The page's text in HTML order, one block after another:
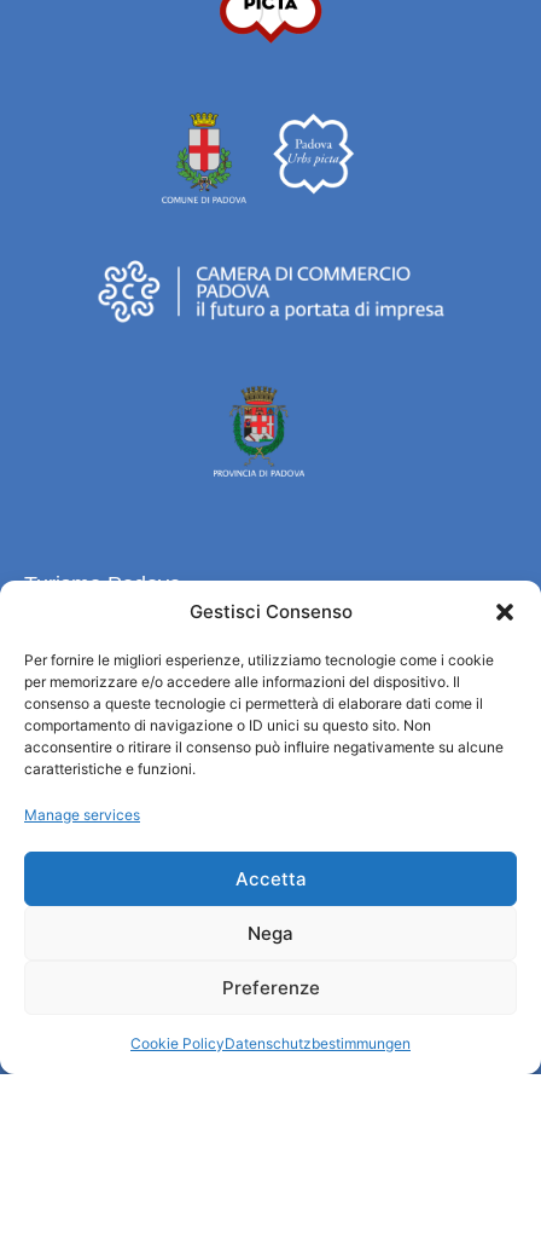
Gestisci Consenso
Per fornire le migliori esperienze, utilizziamo tecnologie come i cookie
per memorizzare e/o accedere alle informazioni del dispositivo. Il
consenso a queste tecnologie ci permetterà di elaborare dati come il
comportamento di navigazione o ID unici su questo sito. Non
acconsentire o ritirare il consenso può influire negativamente su alcune
caratteristiche e funzioni.
Manage services
Accetta
Nega
Preferenze
Cookie PolicyDatenschutzbestimmungen
Turismo Padova
Informationsbüro und touristenempfang / IAT
Datenschutzbestimmungen
Cookie Policy (UE)
Credits
Informationen